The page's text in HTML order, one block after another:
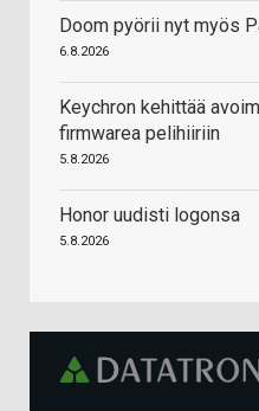
Doom pyörii nyt myös
6.8.2026
Keychron kehittää
firmwarea pelihiiriin
5.8.2026
Honor uudisti logonsa
5.8.2026